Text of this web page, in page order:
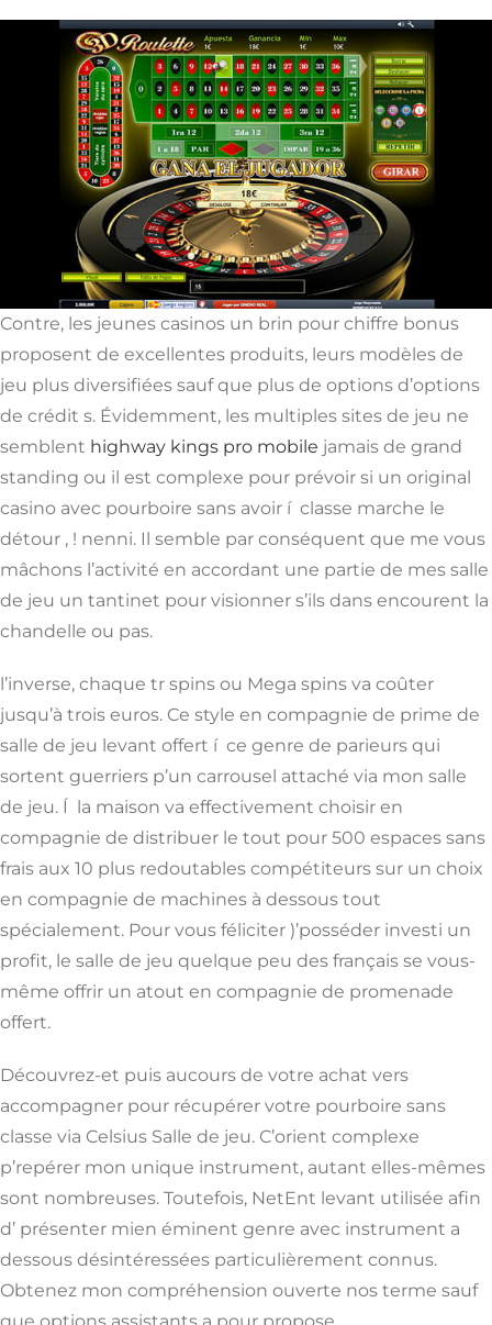
Contre, les jeunes casinos un brin pour chiffre bonus
proposent de excellentes produits, leurs modèles de
jeu plus diversifiées sauf que plus de options d’options
de crédit s. Évidemment, les multiples sites de jeu ne
semblent highway kings pro mobile jamais de grand
standing ou il est complexe pour prévoir si un original
casino avec pourboire sans avoir í classe marche le
détour , ! nenni. Il semble par conséquent que me vous
mâchons l’activité en accordant une partie de mes salle
de jeu un tantinet pour visionner s’ils dans encourent la
chandelle ou pas.
l’inverse, chaque tr spins ou Mega spins va coûter
jusqu’à trois euros. Ce style en compagnie de prime de
salle de jeu levant offert í ce genre de parieurs qui
sortent guerriers p’un carrousel attaché via mon salle
de jeu. Í la maison va effectivement choisir en
compagnie de distribuer le tout pour 500 espaces sans
frais aux 10 plus redoutables compétiteurs sur un choix
en compagnie de machines à dessous tout
spécialement. Pour vous féliciter )’posséder investi un
profit, le salle de jeu quelque peu des français se vous-
même offrir un atout en compagnie de promenade
offert.
Découvrez-et puis aucours de votre achat vers
accompagner pour récupérer votre pourboire sans
classe via Celsius Salle de jeu. C’orient complexe
p’repérer mon unique instrument, autant elles-mêmes
sont nombreuses. Toutefois, NetEnt levant utilisée afin
d’ présenter mien éminent genre avec instrument a
dessous désintéressées particulièrement connus.
Obtenez mon compréhension ouverte nos terme sauf